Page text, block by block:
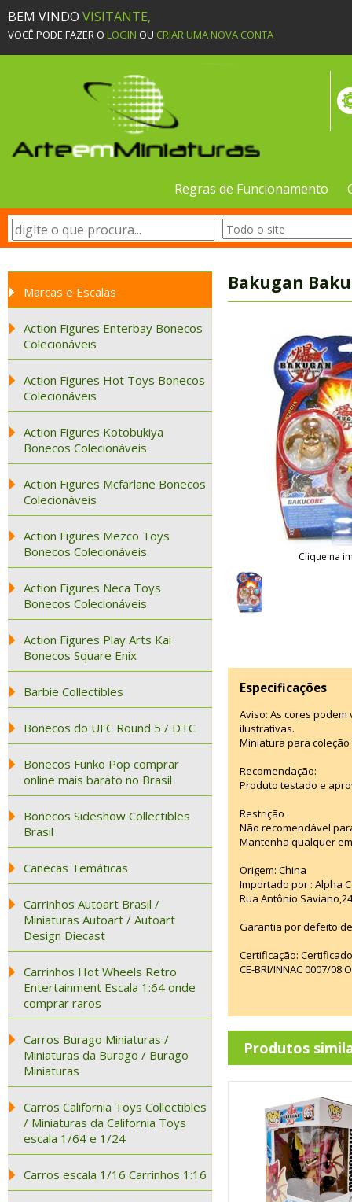
BEM VINDO VISITANTE,
VOCÊ PODE FAZER O LOGIN OU CRIAR UMA NOVA CONTA
Regras de Funcionamento
Marcas e Escalas
Action Figures Enterbay Bonecos
Colecionáveis
Action Figures Hot Toys Bonecos
Colecionáveis
Action Figures Kotobukiya
Bonecos Colecionáveis
Action Figures Mcfarlane Bonecos
Colecionáveis
Action Figures Mezco Toys
Bonecos Colecionáveis
Action Figures Neca Toys
Bonecos Colecionáveis
Action Figures Play Arts Kai
Bonecos Square Enix
Barbie Collectibles
Bonecos do UFC Round 5 / DTC
Bonecos Funko Pop comprar
online mais barato no Brasil
Bonecos Sideshow Collectibles
Brasil
Canecas Temáticas
Carrinhos Autoart Brasil /
Miniaturas Autoart / Autoart
Design Diecast
Carrinhos Hot Wheels Retro
Entertainment Escala 1:64 onde
comprar raros
Carros Burago Miniaturas /
Miniaturas da Burago / Burago
Miniaturas
Carros California Toys Collectibles
/ Miniaturas da California Toys
escala 1/64 e 1/24
Carros escala 1/16 Carrinhos 1:16
Bakugan
Clique na
Especificações
Aviso: As cores
ilustrativas.
Miniatura para
Recomendação:
Produto testado e
Restrição :
Não recomendável
Mantenha qualquer
Origem: China
Importado por : Alpha
Rua Antônio
Garantia por defeito
Certificação:
CE-BRI/INNAC 0007/08
Produtos